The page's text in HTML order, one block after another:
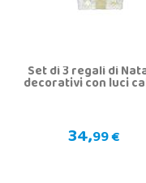
Set di 3 regali di
decorativi con luci
34,99 €